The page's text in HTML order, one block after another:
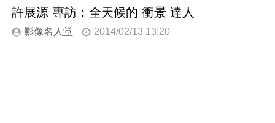
許展源 專訪：全天候的 衝景 達人
影像名人堂 2014/02/13 13:20